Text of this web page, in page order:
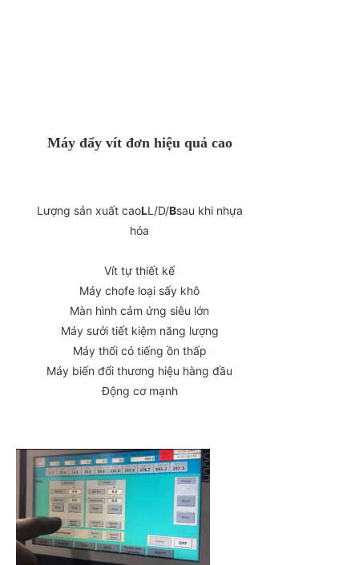
Máy đẩy vít đơn hiệu quả cao
Lượng sản xuất caoLL/D/Bsau khi nhựa
hóa
Vít tự thiết kế
Máy chofe loại sấy khô
Màn hình cảm ứng siêu lớn
Máy sưởi tiết kiệm năng lượng
Máy thổi có tiếng ồn thấp
Máy biến đổi thương hiệu hàng đầu
Động cơ mạnh